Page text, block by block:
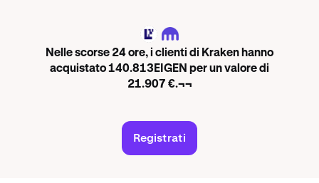
EIGEN
Nelle scorse 24 ore, i clienti di Kraken hanno
acquistato 140.813EIGEN per un valore di
21.907 €.¬¬
Registrati